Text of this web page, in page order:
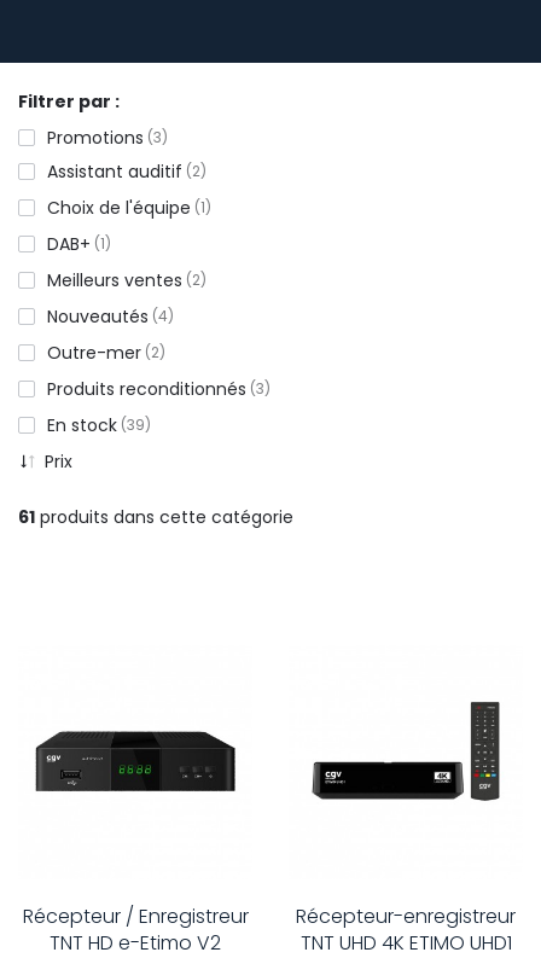
Filtrer par :
Promotions 3
Assistant auditif 2
Choix de l'équipe 1
DAB+ 1
Meilleurs ventes 2
Nouveautés 4
Outre-mer 2
Produits reconditionnés 3
En stock 39
Prix
61 produits dans cette catégorie
Récepteur / Enregistreur
TNT HD e-Etimo V2
Récepteur-enregistreur
TNT UHD 4K ETIMO UHD1